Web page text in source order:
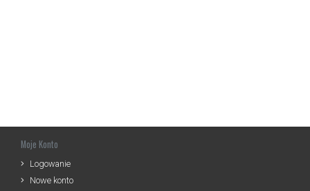
Moje Konto
Logowanie
Nowe konto